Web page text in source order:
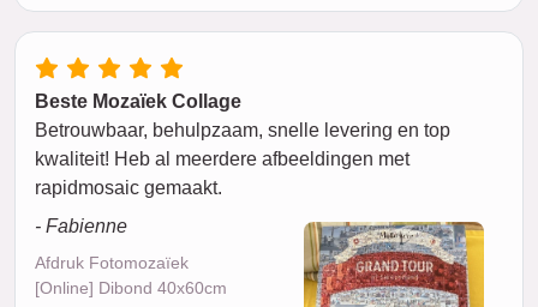
Beste Mozaïek Collage
Betrouwbaar, behulpzaam, snelle levering en top
kwaliteit! Heb al meerdere afbeeldingen met
rapidmosaic gemaakt.
- Fabienne
Afdruk Fotomozaïek
[Online] Dibond 40x60cm